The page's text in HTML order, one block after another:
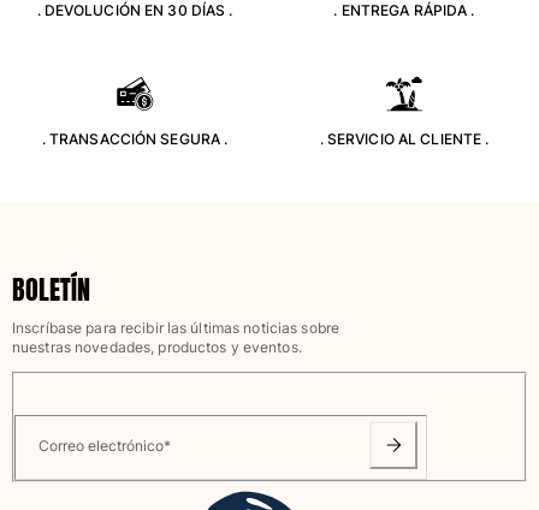
Ver todo Gafas de sol
Ver todo Pañuelos de playa
Ver todo Accesorios Niños
Bolsas
. DEVOLUCIÓN EN 30 DÍAS . . ENTREGA RÁPIDA .
. TRANSACCIÓN SEGURA . . SERVICIO AL CLIENTE .
BOLETÍN
Inscríbase para recibir las últimas noticias sobre
nuestras novedades, productos y eventos.
Correo electrónico*